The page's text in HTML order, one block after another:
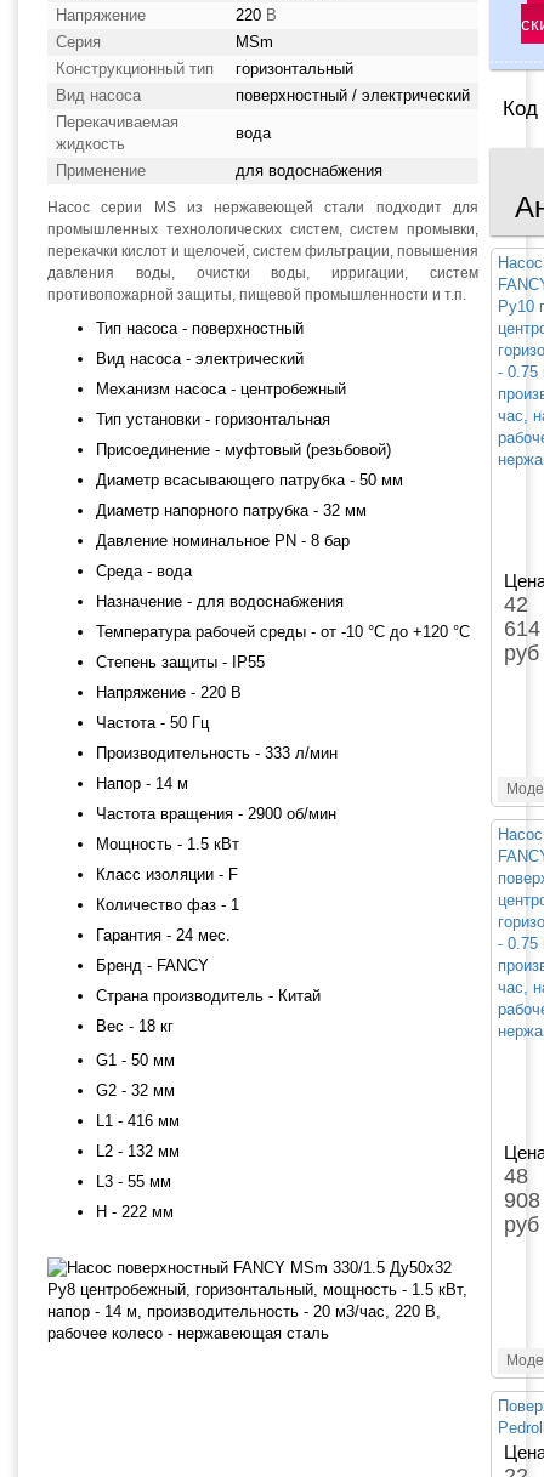
Напряжение
220 В
Серия
MSm
Конструкционный тип
горизонтальный
Вид насоса
поверхностный / электрический
Перекачиваемая
жидкость
вода
Применение для водоснабжения
Насос серии MS из нержавеющей стали подходит для
промышленных технологических систем, систем промывки,
перекачки кислот и щелочей, систем фильтрации, повышения
давления воды, очистки воды, ирригации, систем
противопожарной защиты, пищевой промышленности и т.п.
Тип насоса - поверхностный
Вид насоса - электрический
Механизм насоса - центробежный
Тип установки - горизонтальная
Присоединение - муфтовый (резьбовой)
Диаметр всасывающего патрубка - 50 мм
Диаметр напорного патрубка - 32 мм
Давление номинальное PN - 8 бар
Среда - вода
Назначение - для водоснабжения
Температура рабочей среды - от -10 °C до +120 °C
Степень защиты - IP55
Напряжение - 220 В
Частота - 50 Гц
Производительность - 333 л/мин
Напор - 14 м
Частота вращения - 2900 об/мин
Мощность - 1.5 кВт
Класс изоляции - F
Количество фаз - 1
Гарантия - 24 мес.
Бренд - FANCY
Страна производитель - Китай
Вес - 18 кг
G1 - 50 мм
G2 - 32 мм
L1 - 416 мм
L2 - 132 мм
L3 - 55 мм
H - 222 мм
Ру10
- 0.75
час,
42
614
руб
- 0.75
час,
48
908
руб